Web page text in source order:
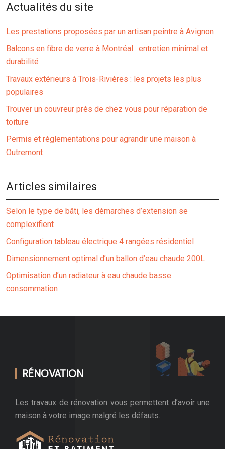
Actualités du site
Les prestations proposées par un artisan peintre à Avignon
Balcons en fibre de verre à Montréal : entretien minimal et
durabilité
Travaux extérieurs à Trois-Rivières : les projets les plus
populaires
Trouver un couvreur près de chez vous pour réparation de
toiture
Permis et réglementations pour agrandir une maison à
Outremont
Articles similaires
Selon le type de bâti, les démarches d’extension se
complexifient
Configuration tableau électrique 4 rangées résidentiel
Dimensionnement optimal d’un ballon d’eau chaude 200L
Optimisation d’un radiateur à eau chaude basse
consommation
RÉNOVATION
Les travaux de rénovation vous permettent d’avoir une
maison à votre image malgré les défauts.